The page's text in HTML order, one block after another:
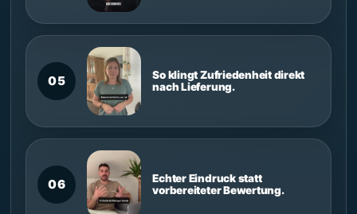
05
So klingt Zufriedenheit direkt
nach Lieferung.
06
Echter Eindruck statt
vorbereiteter Bewertung.